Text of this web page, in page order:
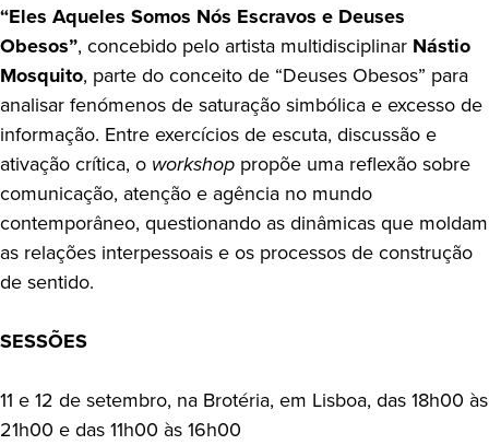
“Eles Aqueles Somos Nós Escravos e Deuses
Obesos”, concebido pelo artista multidisciplinar Nástio
Mosquito, parte do conceito de “Deuses Obesos” para
analisar fenómenos de saturação simbólica e excesso de
informação. Entre exercícios de escuta, discussão e
ativação crítica, o workshop propõe uma reflexão sobre
comunicação, atenção e agência no mundo
contemporâneo, questionando as dinâmicas que moldam
as relações interpessoais e os processos de construção
de sentido.
SESSÕES
11 e 12 de setembro, na Brotéria, em Lisboa, das 18h00 às
21h00 e das 11h00 às 16h00